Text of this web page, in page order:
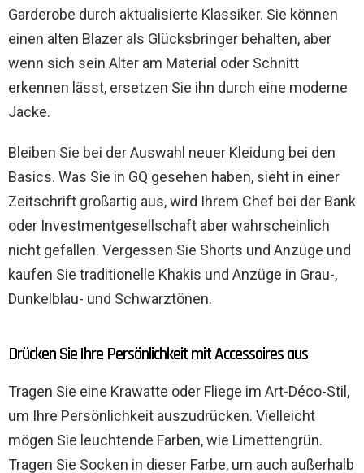
Garderobe durch aktualisierte Klassiker. Sie können
einen alten Blazer als Glücksbringer behalten, aber
wenn sich sein Alter am Material oder Schnitt
erkennen lässt, ersetzen Sie ihn durch eine moderne
Jacke.
Bleiben Sie bei der Auswahl neuer Kleidung bei den
Basics. Was Sie in GQ gesehen haben, sieht in einer
Zeitschrift großartig aus, wird Ihrem Chef bei der Bank
oder Investmentgesellschaft aber wahrscheinlich
nicht gefallen. Vergessen Sie Shorts und Anzüge und
kaufen Sie traditionelle Khakis und Anzüge in Grau-,
Dunkelblau- und Schwarztönen.
Drücken Sie Ihre Persönlichkeit mit Accessoires aus
Tragen Sie eine Krawatte oder Fliege im Art-Déco-Stil,
um Ihre Persönlichkeit auszudrücken. Vielleicht
mögen Sie leuchtende Farben, wie Limettengrün.
Tragen Sie Socken in dieser Farbe, um auch außerhalb